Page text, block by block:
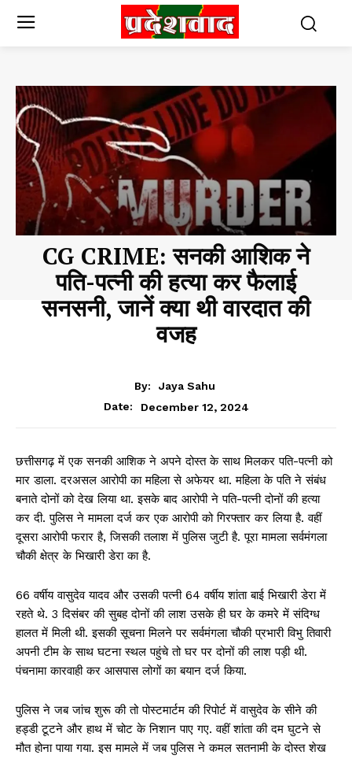
CG CRIME: सनकी आशिक ने
पति-पत्नी की हत्या कर फैलाई
सनसनी, जानें क्या थी वारदात की
वजह
By:
Jaya Sahu
Date:
December 12, 2024
छत्तीसगढ़ में एक सनकी आशिक ने अपने दोस्त के साथ मिलकर पति-पत्नी को
मार डाला. दरअसल आरोपी का महिला से अफेयर था. महिला के पति ने संबंध
बनाते दोनों को देख लिया था. इसके बाद आरोपी ने पति-पत्नी दोनों की हत्या
कर दी. पुलिस ने मामला दर्ज कर एक आरोपी को गिरफ्तार कर लिया है. वहीं
दूसरा आरोपी फरार है, जिसकी तलाश में पुलिस जुटी है. पूरा मामला सर्वमंगला
चौकी क्षेत्र के भिखारी डेरा का है.
66 वर्षीय वासुदेव यादव और उसकी पत्नी 64 वर्षीय शांता बाई भिखारी डेरा में
रहते थे. 3 दिसंबर की सुबह दोनों की लाश उसके ही घर के कमरे में संदिग्ध
हालत में मिली थी. इसकी सूचना मिलने पर सर्वमंगला चौकी प्रभारी विभु तिवारी
अपनी टीम के साथ घटना स्थल पहुंचे तो घर पर दोनों की लाश पड़ी थी.
पंचनामा कारवाही कर आसपास लोगों का बयान दर्ज किया.
पुलिस ने जब जांच शुरू की तो पोस्टमार्टम की रिपोर्ट में वासुदेव के सीने की
हड्डी टूटने और हाथ में चोट के निशान पाए गए. वहीं शांता की दम घुटने से
मौत होना पाया गया. इस मामले में जब पुलिस ने कमल सतनामी के दोस्त शेख